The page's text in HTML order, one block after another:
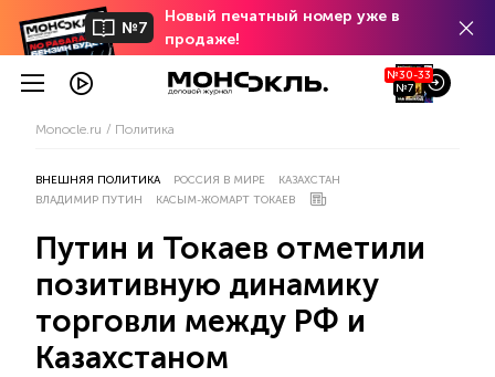
№7
Новый печатный номер уже в
продаже!
№30-33
№7
Monocle.ru Политика
ВНЕШНЯЯ ПОЛИТИКА РОССИЯ В МИРЕ
КАЗАХСТАН
ВЛАДИМИР ПУТИН
КАСЫМ-ЖОМАРТ ТОКАЕВ
Путин и Токаев отметили
позитивную динамику
торговли между РФ и
Казахстаном